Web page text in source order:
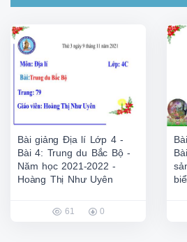
Bài giảng Địa lí Lớp 4 -
Bài 4: Trung du Bắc Bộ -
Năm học 2021-2022 -
Hoàng Thị Như Uyên
61 0